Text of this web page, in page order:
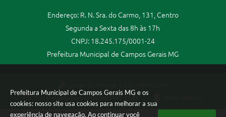
Prefeitura Municipal de Campos Gerais MG e os
cookies: nosso site usa cookies para melhorar a sua
experiência de navegação. Ao continuar você
Endereço: R. N. Sra. do Carmo, 131, Centro
Segunda a Sexta das 8h às 17h
CNPJ: 18.245.175/0001-24
Prefeitura Municipal de Campos Gerais MG
Portal atualizado em:
06/08/2026 12:59